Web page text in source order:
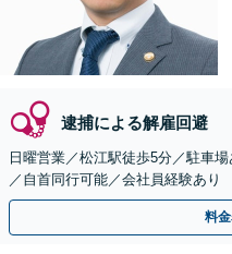
逮捕による解雇回避
日曜営業／松江駅徒歩5分／駐車
／自首同行可能／会社員経験あり
料